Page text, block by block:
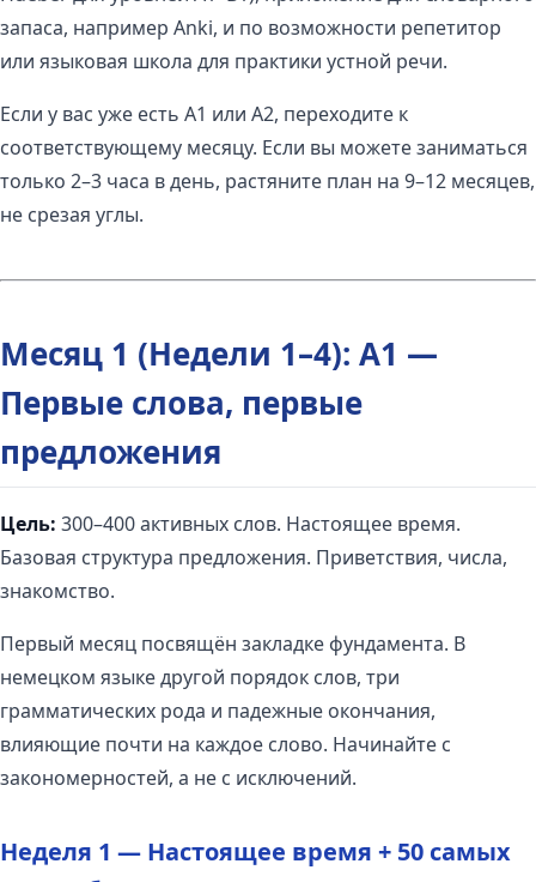
запаса, например Anki, и по возможности репетитор
или языковая школа для практики устной речи.
Если у вас уже есть A1 или A2, переходите к
соответствующему месяцу. Если вы можете заниматься
только 2–3 часа в день, растяните план на 9–12 месяцев,
не срезая углы.
Месяц 1 (Недели 1–4): A1 —
Первые слова, первые
предложения
Цель: 300–400 активных слов. Настоящее время.
Базовая структура предложения. Приветствия, числа,
знакомство.
Первый месяц посвящён закладке фундамента. В
немецком языке другой порядок слов, три
грамматических рода и падежные окончания,
влияющие почти на каждое слово. Начинайте с
закономерностей, а не с исключений.
Неделя 1 — Настоящее время + 50 самых